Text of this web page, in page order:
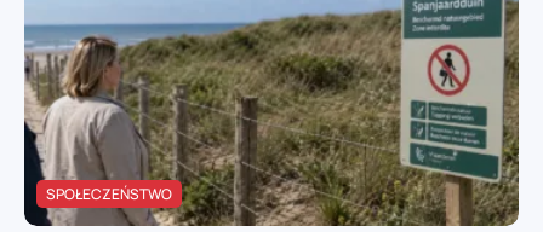
SPOŁECZEŃSTWO